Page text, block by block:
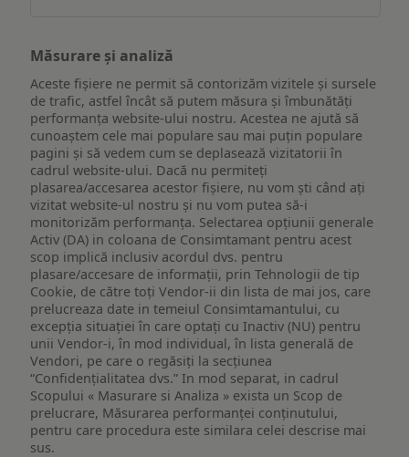
Măsurare și analiză
Aceste fișiere ne permit să contorizăm vizitele și sursele
de trafic, astfel încât să putem măsura și îmbunătăți
performanța website-ului nostru. Acestea ne ajută să
cunoaștem cele mai populare sau mai puțin populare
pagini și să vedem cum se deplasează vizitatorii în
cadrul website-ului. Dacă nu permiteți
plasarea/accesarea acestor fișiere, nu vom ști când ați
vizitat website-ul nostru și nu vom putea să-i
monitorizăm performanța. Selectarea opțiunii generale
Activ (DA) in coloana de Consimtamant pentru acest
scop implică inclusiv acordul dvs. pentru
plasare/accesare de informații, prin Tehnologii de tip
Cookie, de către toți Vendor-ii din lista de mai jos, care
prelucreaza date in temeiul Consimtamantului, cu
excepția situației în care optați cu Inactiv (NU) pentru
unii Vendor-i, în mod individual, în lista generală de
Vendori, pe care o regăsiți la secțiunea
“Confidențialitatea dvs.” In mod separat, in cadrul
Scopului « Masurare si Analiza » exista un Scop de
prelucrare, Măsurarea performanței conținutului,
pentru care procedura este similara celei descrise mai
sus.